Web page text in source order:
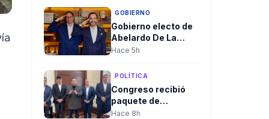
GOBIERNO
Gobierno electo de
Abelardo De La
Espriella aclaró
diplomáticos para
su posesión y negó
criterios políticos
Hace 5h
POLÍTICA
Congreso recibió
paquete de
proyectos de Juan
Hace 8h